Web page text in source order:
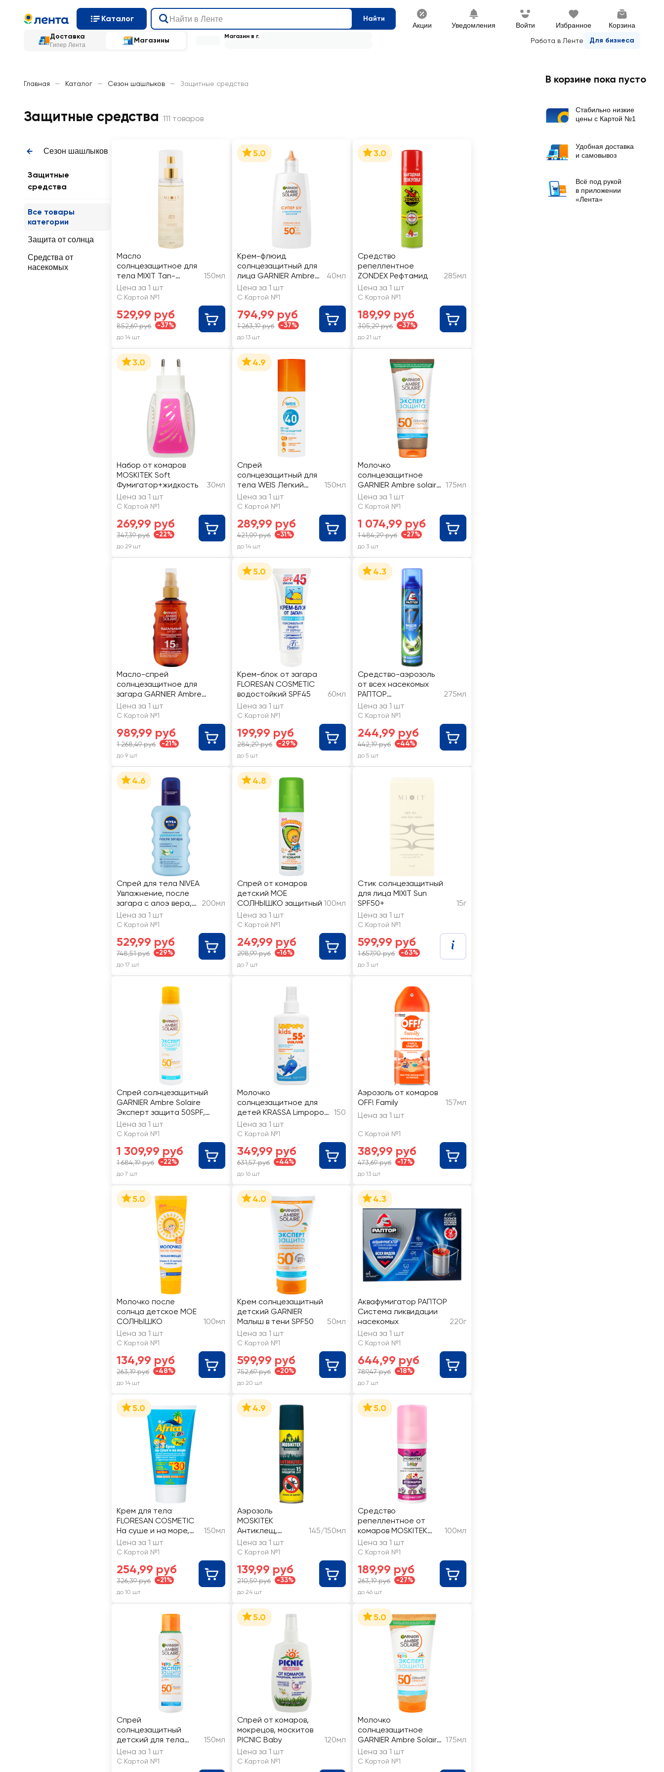
Каталог Найти
Акции Уведомления Войти Избранное Корзина
Доставка
Гипер Лента
Магазины Работа в Ленте Для бизнеса
Магазин в г.
Главная — Каталог — Сезон шашлыков — Защитные средства
Защитные средства 111 товаров
Сезон шашлыков
Защитные
средства
Все товары
категории
Защита от солнца
Средства от
насекомых
Масло
солнцезащитное для
тела MIXIT Tan-
Activating Body Oil
SPF8
150мл
Цена за 1 шт
С Картой №1
529,99 руб
852,69 руб -37%
до 14 шт
5.0
Крем-флюид
солнцезащитный для
лица GARNIER Ambre
Solaire с гиалуроновой
кислотой SPF50
40мл
Цена за 1 шт
С Картой №1
794,99 руб
1 263,19 руб -37%
до 13 шт
3.0
Средство
репеллентное
ZONDEX Рефтамид
285мл
Цена за 1 шт
С Картой №1
189,99 руб
305,29 руб -37%
до 21 шт
3.0
Набор от комаров
MOSKITEK Soft
Фумигатор+жидкость
30мл
Цена за 1 шт
С Картой №1
269,99 руб
347,39 руб -22%
до 29 шт
4.9
Спрей
солнцезащитный для
тела WEIS Легкий
SPF40
150мл
Цена за 1 шт
С Картой №1
289,99 руб
421,09 руб -31%
до 14 шт
Молочко
солнцезащитное
GARNIER Ambre solaire
гипоаллергенное
водостойкое SPF50+
175мл
Цена за 1 шт
С Картой №1
1 074,99 руб
1 484,29 руб -27%
до 3 шт
Масло-спрей
солнцезащитное для
загара GARNIER Ambre
Solaire, Идеальный загар,
150мл
Цена за 1 шт
С Картой №1
989,99 руб
1 268,49 руб -21%
до 9 шт
5.0
Крем-блок от загара
FLORESAN COSMETIC
водостойкий SPF45
60мл
Цена за 1 шт
С Картой №1
199,99 руб
284,29 руб -29%
до 5 шт
4.3
Средство-аэрозоль
от всех насекомых
РАПТОР
универсальное
275мл
Цена за 1 шт
С Картой №1
244,99 руб
442,19 руб -44%
до 5 шт
4.6
Спрей для тела NIVEA
Увлажнение, после
загара с алоэ вера,
освежающий
200мл
Цена за 1 шт
С Картой №1
529,99 руб
748,51 руб -29%
до 17 шт
4.8
Спрей от комаров
детский МОЕ
СОЛНЫШКО защитный 100мл
Цена за 1 шт
С Картой №1
249,99 руб
298,99 руб -16%
до 7 шт
Стик солнцезащитный
для лица MIXIT Sun
SPF50+
15г
Цена за 1 шт
С Картой №1
599,99 руб
1 657,90 руб -63%
до 3 шт
Спрей солнцезащитный
GARNIER Ambre Solaire
Эксперт защита 50SPF,
150мл
Цена за 1 шт
С Картой №1
1 309,99 руб
1 684,19 руб -22%
до 7 шт
Молочко
солнцезащитное для
детей KRASSA Limpopo
Kids Пантенол, витамин
E и аллантоин SPF55+
150
Цена за 1 шт
С Картой №1
349,99 руб
631,57 руб -44%
до 16 шт
Аэрозоль от комаров
OFF! Family
157мл
Цена за 1 шт
С Картой №1
389,99 руб
473,69 руб -17%
до 13 шт
5.0
Молочко после
солнца детское МОЕ
СОЛНЫШКО
100мл
Цена за 1 шт
С Картой №1
134,99 руб
263,19 руб -48%
до 14 шт
4.0
Крем солнцезащитный
детский GARNIER
Малыш в тени SPF50
50мл
Цена за 1 шт
С Картой №1
599,99 руб
752,69 руб -20%
до 20 шт
4.3
Аквафумигатор РАПТОР
Система ликвидации
насекомых
220г
Цена за 1 шт
С Картой №1
644,99 руб
789,47 руб -18%
до 7 шт
5.0
Крем для тела
FLORESAN COSMETIC
На суше и на море,
для чувствительной
детской кожи SPF30
150мл
Цена за 1 шт
С Картой №1
254,99 руб
326,39 руб -21%
до 10 шт
4.9
Аэрозоль
MOSKITEK
Антиклещ,
145/150мл
145/150мл
Цена за 1 шт
С Картой №1
139,99 руб
210,59 руб -33%
до 24 шт
5.0
Средство
репеллентное от
комаров MOSKITEK
Бэби Дэта 2в1 аква-
спрей
100мл
Цена за 1 шт
С Картой №1
189,99 руб
263,19 руб -27%
до 46 шт
Спрей
солнцезащитный
детский для тела
GARNIER Ambre solaire
Kids сухой, Анти-
150мл
Цена за 1 шт
С Картой №1
5.0
Спрей от комаров,
мокрецов, москитов
PICNIC Baby
120мл
Цена за 1 шт
С Картой №1
5.0
Молочко
солнцезащитное
GARNIER Ambre Solaire
Эксперт Защита,
увлажняющее,
175мл
Цена за 1 шт
С Картой №1
В корзине пока пусто
Стабильно низкие
цены с Картой №1
Удобная доставка
и самовывоз
Всё под рукой
в приложении
«Лента»